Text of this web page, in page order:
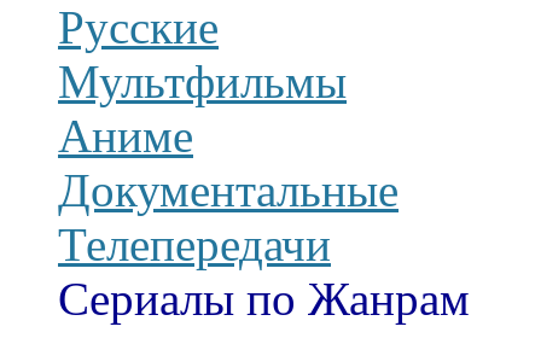
Русские
Мультфильмы
Аниме
Документальные
Телепередачи
Сериалы по Жанрам